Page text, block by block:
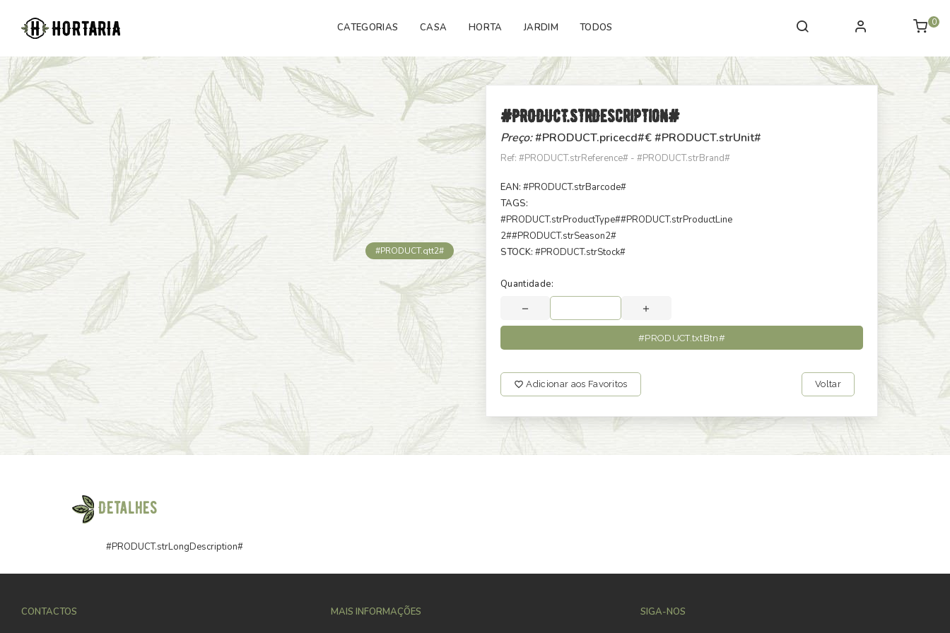
CATEGORIAS CASA HORTA JARDIM TODOS 0
#PRODUCT.qtt2#
#PRODUCT.strDescription#
Preço:#PRODUCT.pricecd#€ #PRODUCT.strUnit#
Ref: #PRODUCT.strReference# - #PRODUCT.strBrand#
EAN: #PRODUCT.strBarcode#
TAGS:
#PRODUCT.strProductType##PRODUCT.strProductLine
2##PRODUCT.strSeason2#
STOCK: #PRODUCT.strStock#
Quantidade:
#PRODUCT.txtBtn#
Adicionar aos Favoritos Voltar
Detalhes
#PRODUCT.strLongDescription#
CONTACTOS MAIS INFORMAÇÕES SIGA-NOS